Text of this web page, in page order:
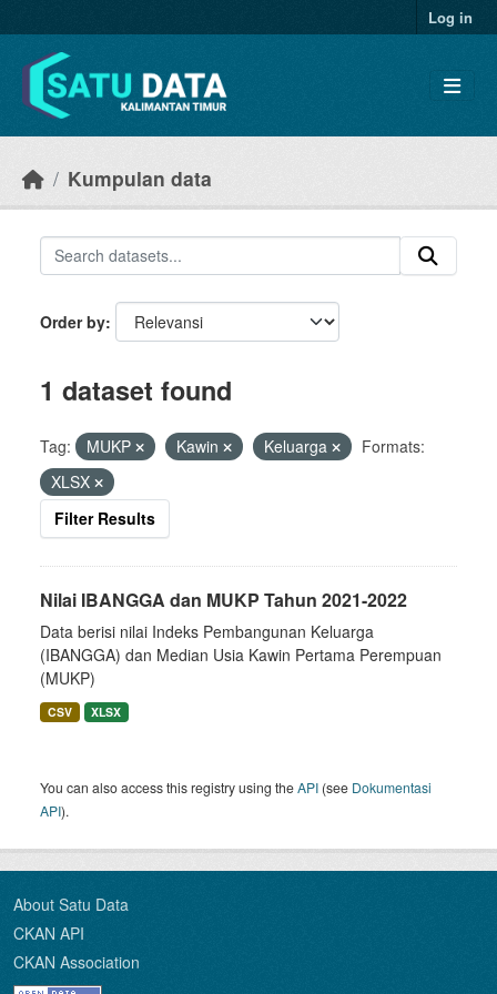
Log in
Kumpulan data
Order by
1 dataset found
Tag: MUKP Kawin Keluarga
Formats:
XLSX
Filter Results
Nilai IBANGGA dan MUKP Tahun 2021-2022
Data berisi nilai Indeks Pembangunan Keluarga
(IBANGGA) dan Median Usia Kawin Pertama Perempuan
(MUKP)
CSV XLSX
You can also access this registry using theAPI (see Dokumentasi
API).
About Satu Data
CKAN API
CKAN Association